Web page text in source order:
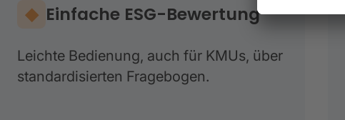
Einfache ESG-Bewertung
Leichte Bedienung, auch für KMUs, über
standardisierten Fragebogen.